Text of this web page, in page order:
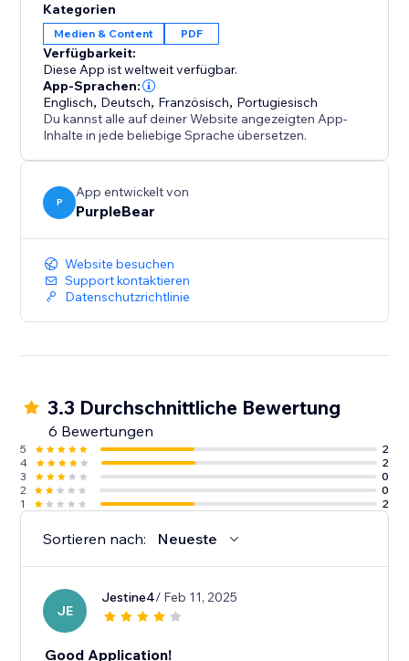
Mausrad-Bewegungen bis hin zu Autoplay und
immersiven Wisch-Soundeffekten erweckt diese App
Ihre PDFs zu fesselnden Flipbooks. Mit anpassbaren
Miniaturansichten, einer Symbolleiste und einfachen
Download-Optionen ist PDF Catalogs + FlipBook
ideal für die Präsentation von Katalogen, Broschüren
Kategorien
Medien & Content PDF
Verfügbarkeit:
Diese App ist weltweit verfügbar.
App-Sprachen:
Englisch, Deutsch, Französisch, Portugiesisch
Du kannst alle auf deiner Website angezeigten App-
Inhalte in jede beliebige Sprache übersetzen.
P
App entwickelt von
PurpleBear
Website besuchen
Support kontaktieren
Datenschutzrichtlinie
3.3 Durchschnittliche Bewertung
6 Bewertungen
5
2
4
2
3
0
2
0
1
2
Sortieren nach: Neueste
JE
Jestine4/ Feb 11, 2025
Good Application!